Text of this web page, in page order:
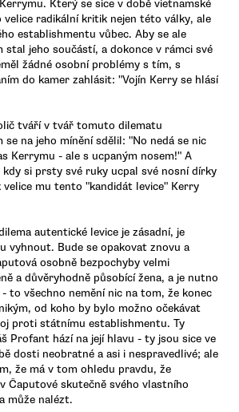
Který se sice v době vietnamské
radikální kritik nejen této války, ale
establishmentu vůbec. Aby se ale
stal jeho součástí, a dokonce v rámci své
žádné osobní problémy s tím, s
do kamer zahlásit: "Vojín Kerry se hlásí
tváří v tvář tomuto dilematu
na jeho mínění sdělil: "No nedá se nic
Kerrymu - ale s ucpaným nosem!" A
si prsty své ruky ucpal své nosní dírky
velice mu tento "kandidát levice" Kerry
autentické levice je zásadní, je
vyhnout. Bude se opakovat znovu a
osobně bezpochyby velmi
a důvěryhodně působící žena, a je nutno
to všechno nemění nic na tom, že konec
od koho by bylo možno očekávat
proti státnímu establishmentu. Ty
Profant hází na její hlavu - ty jsou sice ve
dosti neobratné a asi i nespravedlivé; ale
že má v tom ohledu pravdu, že
Čaputové skutečně svého vlastního
může nalézt.